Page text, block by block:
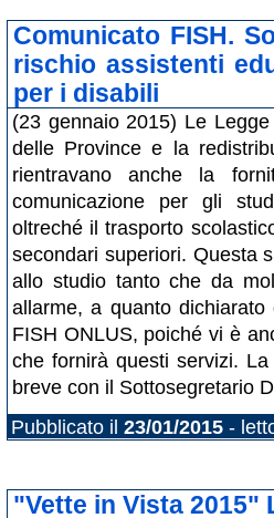
Comunicato FISH.
rischio assistenti
per i disabili
(23 gennaio 2015) Le
delle Province e la
rientravano anche la
comunicazione per gli
oltreché il trasporto
secondari superiori. Questa
allo studio tanto che da
allarme, a quanto
FISH ONLUS, poiché vi è
che fornirà questi servizi.
breve con il Sottosegretario
Pubblicato il 23/01/2015-
"Vette in Vista 2015"